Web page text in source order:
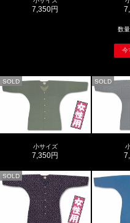
7,350円
数量
SOLD
小サイズ
7,350円
SOLD
SOLD